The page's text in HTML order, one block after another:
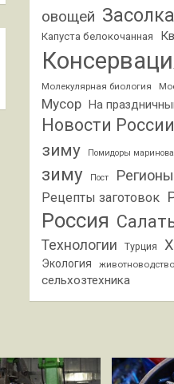
овощей Засолка
Капуста белокочанная
Молекулярная биология
Мусор На
Новости России
зиму
Помидоры
зиму
Пост Регионы
Рецепты заготовок
Россия
Технологии Турция
Экология животноводство
сельхозтехника